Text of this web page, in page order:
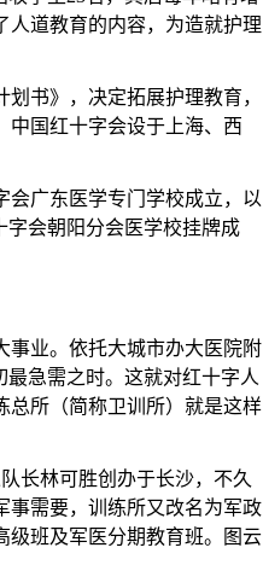
人道教育的内容，为造就护理
书》，决定拓展护理教育，
中国红十字会设于上海、西
会广东医学专门学校成立，以
字会朝阳分会医学校挂牌成
事业。依托大城市办大医院附
急需之时。这就对红十字人
总所（简称卫训所）就是这样
长林可胜创办于长沙，不久
事需要，训练所又改名为军政
级班及军医分期教育班。图云